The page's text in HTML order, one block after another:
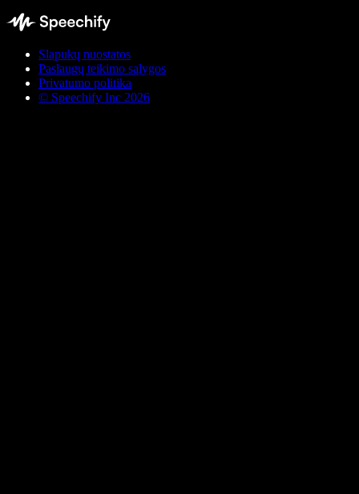
Slapukų nuostatos
Paslaugų teikimo sąlygos
Privatumo politika
© Speechify Inc 2026